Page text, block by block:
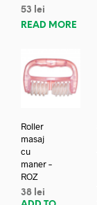
53
lei
READ MORE
Roller
masaj
cu
maner –
ROZ
38 lei